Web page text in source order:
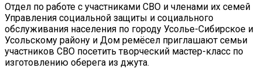
Отдел по работе с участниками СВО и членами их семей
Управления социальной защиты и социального
обслуживания населения по городу Усолье-Сибирское и
Усольскому району и Дом ремёсел приглашают семьи
участников СВО посетить творческий мастер-класс по
изготовлению оберега из джута.